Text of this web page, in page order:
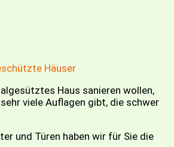
Häuser
Haus sanieren wollen,
viele Auflagen gibt, die schwer
und Türen haben wir für Sie die